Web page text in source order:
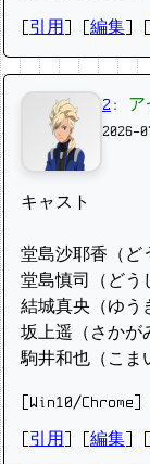
引用 編集
2 : ア
2026-
キャスト
堂島沙耶香（ど
堂島慎司（どう
結城真央（ゆう
坂上遥（さかが
駒井和也（こま
[Win10/Chrome]
引用 編集